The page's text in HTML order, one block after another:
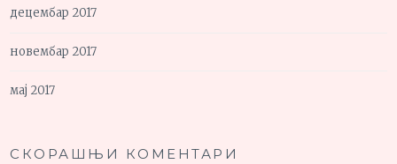
децембар 2017
новембар 2017
мај 2017
СКОРАШЊИ КОМЕНТАРИ